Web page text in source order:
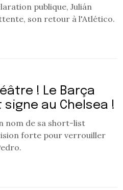
publique, Julián
son retour à l'Atlético.
! Le Barça
au Chelsea !
nom de sa short-list
forte pour verrouiller